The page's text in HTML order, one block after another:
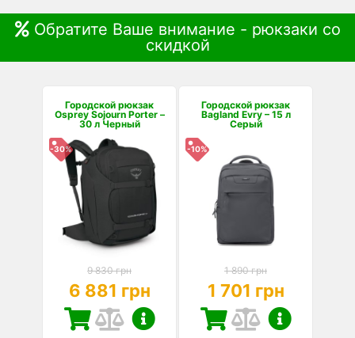
Обратите Ваше внимание - рюкзаки со
скидкой
Городской рюкзак
Osprey Sojourn Porter –
30 л Черный
-30%
9 830 грн
6 881 грн
Городской рюкзак
Bagland Evry – 15 л
Серый
-10%
1 890 грн
1 701 грн